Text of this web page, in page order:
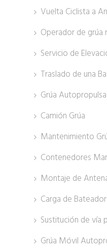
Vuelta Ciclista a
Operador de grúa
Servicio de
Traslado de una
Grúa
Camión Grúa
Mantenimiento
Contenedores
Montaje de
Carga de
Sustitución de vía
Grúa Móvil